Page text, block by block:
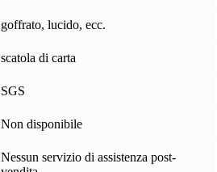
goffrato, lucido, ecc.
scatola di carta
SGS
Non disponibile
Nessun servizio di assistenza post-